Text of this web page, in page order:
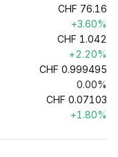
CHF 76.16
+3.60%
CHF 1.042
+2.20%
CHF 0.999495
0.00%
CHF 0.07103
+1.80%